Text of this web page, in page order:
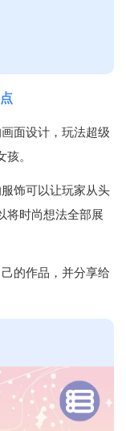
面设计，玩法超级
。
饰可以让玩家从头
将时尚想法全部展
的作品，并分享给